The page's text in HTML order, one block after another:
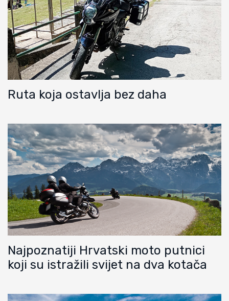
Ruta koja ostavlja bez daha
Najpoznatiji Hrvatski moto putnici
koji su istražili svijet na dva kotača